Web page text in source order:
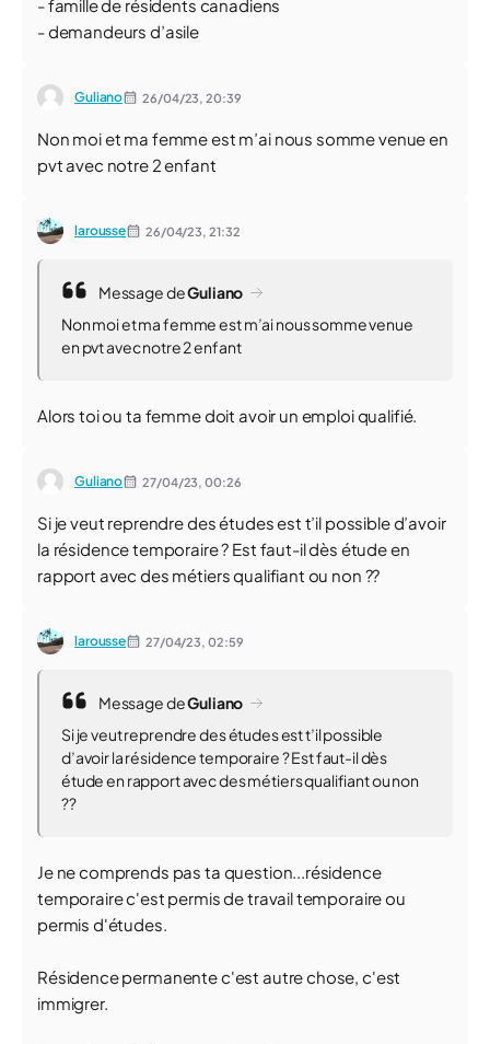
- famille de résidents canadiens
- demandeurs d’asile
Guliano 26/04/23,20:39
Non moi et ma femme est m’ai nous somme venue en
pvt avec notre 2 enfant
larousse 26/04/23, 21:32
Message deGuliano
Non moi et ma femme est m’ai nous somme venue
en pvt avec notre 2 enfant
Alors toi ou ta femme doit avoir un emploi qualifié.
Guliano 27/04/23,00:26
Si je veut reprendre des études est t’il possible d’avoir
la résidence temporaire ? Est faut-il dès étude en
rapport avec des métiers qualifiant ou non ??
larousse 27/04/23, 02:59
Message deGuliano
Si je veut reprendre des études est t’il possible
d’avoir la résidence temporaire ? Est faut-il dès
étude en rapport avec des métiers qualifiant ou non
??
Je ne comprends pas ta question...résidence
temporaire c'est permis de travail temporaire ou
permis d'études.
Résidence permanente c'est autre chose, c'est
immigrer.